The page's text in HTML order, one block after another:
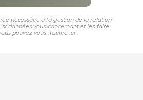
nécessaire à la gestion de la relation
données vous concernant et les faire
pouvez vous inscrire ici :